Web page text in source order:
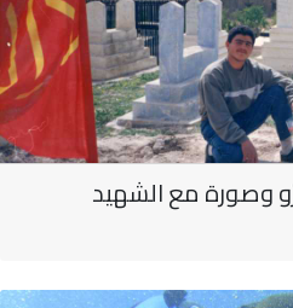
وصورة مع الشهيد